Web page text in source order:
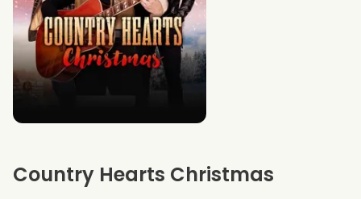
Country Hearts Christmas